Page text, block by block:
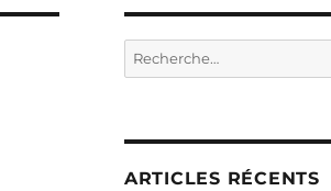
Recherche
pour :
ARTICLES RÉCENTS